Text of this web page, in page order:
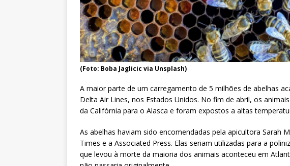
(Foto: Boba Jaglicic via Unsplash)
A maior parte de um carregamento de 5 milhões de abelhas
Delta Air Lines, nos Estados Unidos. No fim de abril, os
da Califórnia para o Alasca e foram expostos a altas
As abelhas haviam sido encomendadas pela apicultora Sarah
Times e a Associated Press. Elas seriam utilizadas para a
que levou à morte da maioria dos animais aconteceu em